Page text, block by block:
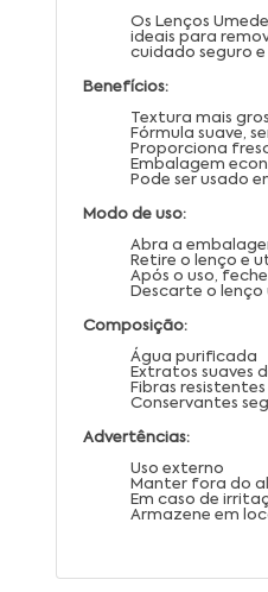
Os Lenços
ideais para
cuidado seguro
Benefícios:
Textura mais
Fórmula suave,
Proporciona
Embalagem
Pode ser usado
Modo de uso:
Abra a
Retire o lenço e
Após o uso,
Descarte o
Composição:
Água purificada
Extratos suaves
Fibras resistentes
Conservantes
Advertências:
Uso externo
Manter fora do
Em caso de
Armazene em